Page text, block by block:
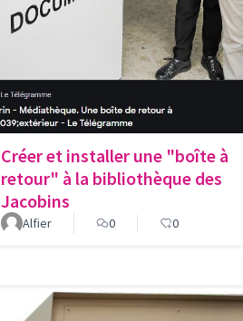
Créer et installer une "boîte à
retour" à la bibliothèque des
Jacobins
Alfier 0 0